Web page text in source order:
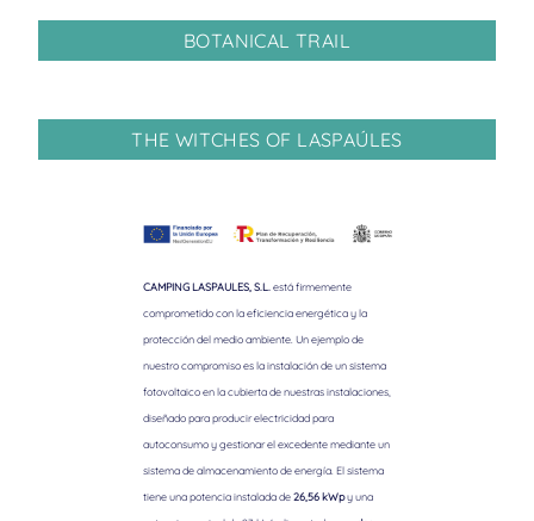
BOTANICAL TRAIL
THE WITCHES OF LASPAÚLES
CAMPING LASPAULES, S.L.
está firmemente
comprometido con la eficiencia energética y la
protección del medio ambiente. Un ejemplo de
nuestro compromiso es la instalación de un sistema
fotovoltaico en la cubierta de nuestras instalaciones,
diseñado para producir electricidad para
autoconsumo y gestionar el excedente mediante un
sistema de almacenamiento de energía. El sistema
tiene una potencia instalada de26,56 kWpy una